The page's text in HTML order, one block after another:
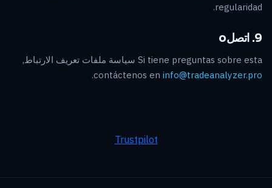
regularidad.
9. اتصلo
Si tiene preguntas sobre esta سياسة ملفات تعريف الارتباط,
contáctenos en info@tradeanalyzer.pro
.
Trustpilot